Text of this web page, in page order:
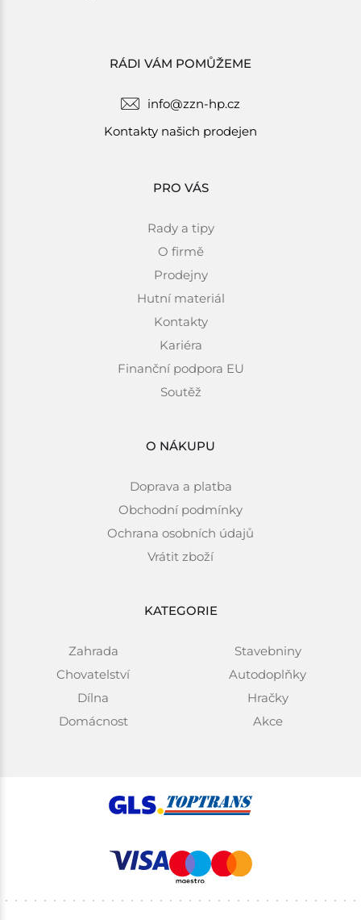
RÁDI VÁM POMŮŽEME
info@zzn-hp.cz
Kontakty našich prodejen
PRO VÁS
Rady a tipy
O firmě
Prodejny
Hutní materiál
Kontakty
Kariéra
Finanční podpora EU
Soutěž
O NÁKUPU
Doprava a platba
Obchodní podmínky
Ochrana osobních údajů
Vrátit zboží
KATEGORIE
Zahrada
Chovatelství
Dílna
Domácnost
Stavebniny
Autodoplňky
Hračky
Akce